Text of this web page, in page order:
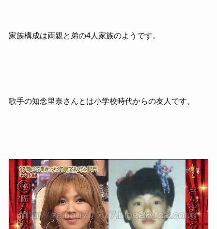
家族構成は両親と弟の4人家族のようです。
歌手の知念里奈さんとは小学校時代からの友人です。